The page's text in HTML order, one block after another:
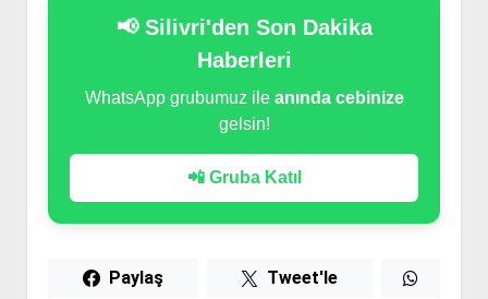
📢 Silivri'den Son Dakika
Haberleri
WhatsApp grubumuz ile anında cebinize
gelsin!
📲 Gruba Katıl
Paylaş Tweet'le